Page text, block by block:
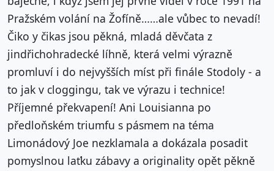
Pražském volání na Žofíně……ale vůbec to nevadí!
Čiko y čikas jsou pěkná, mladá děvčata z
jindřichohradecké líhně, která velmi výrazně
promluví i do nejvyšších míst při finále Stodoly - a
to jak v cloggingu, tak ve výrazu i technice!
Příjemné překvapení! Ani Louisianna po
předloňském triumfu s pásmem na téma
Limonádový Joe nezklamala a dokázala posadit
pomyslnou laťku zábavy a originality opět pěkně